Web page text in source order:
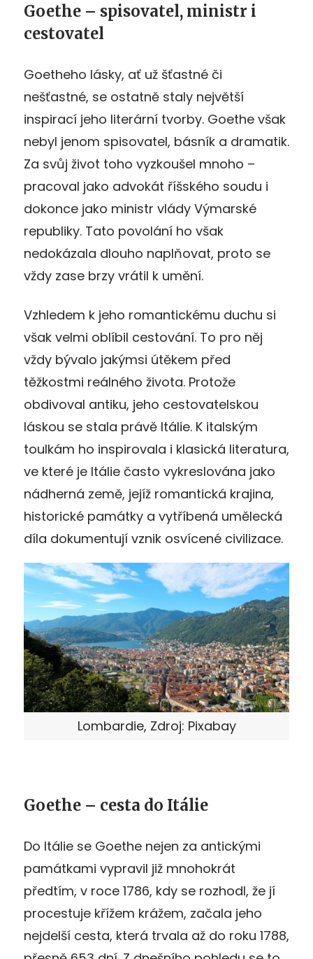
Goethe – spisovatel, ministr i
cestovatel
Goetheho lásky, ať už šťastné či
nešťastné, se ostatně staly největší
inspirací jeho literární tvorby. Goethe však
nebyl jenom spisovatel, básník a dramatik.
Za svůj život toho vyzkoušel mnoho –
pracoval jako advokát říšského soudu i
dokonce jako ministr vlády Výmarské
republiky. Tato povolání ho však
nedokázala dlouho naplňovat, proto se
vždy zase brzy vrátil k umění.
Vzhledem k jeho romantickému duchu si
však velmi oblíbil cestování. To pro něj
vždy bývalo jakýmsi útěkem před
těžkostmi reálného života. Protože
obdivoval antiku, jeho cestovatelskou
láskou se stala právě Itálie. K italským
toulkám ho inspirovala i klasická literatura,
ve které je Itálie často vykreslována jako
nádherná země, jejíž romantická krajina,
historické památky a vytříbená umělecká
díla dokumentují vznik osvícené civilizace.
Lombardie, Zdroj: Pixabay
Goethe – cesta do Itálie
Do Itálie se Goethe nejen za antickými
památkami vypravil již mnohokrát
předtím, v roce 1786, kdy se rozhodl, že jí
procestuje křížem krážem, začala jeho
nejdelší cesta, která trvala až do roku 1788,